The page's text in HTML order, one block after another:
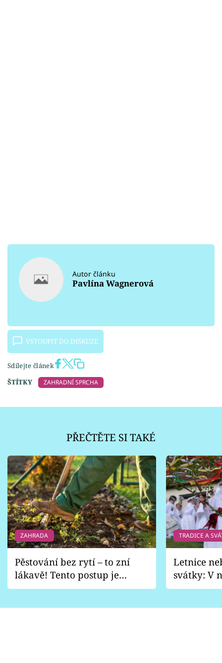
Autor článku
Pavlína Wagnerová
VSTOUPIT DO DISKUZE
Sdílejte článek
ŠTÍTKY
ZAHRADNÍ SPRCHA
PŘEČTĚTE SI TAKÉ
ZAHRADA
Pěstování bez rytí – to zní
lákavě! Tento postup je
vhodný jen pro některé
TRADICE A
Letnice
svátky: V
pondělí